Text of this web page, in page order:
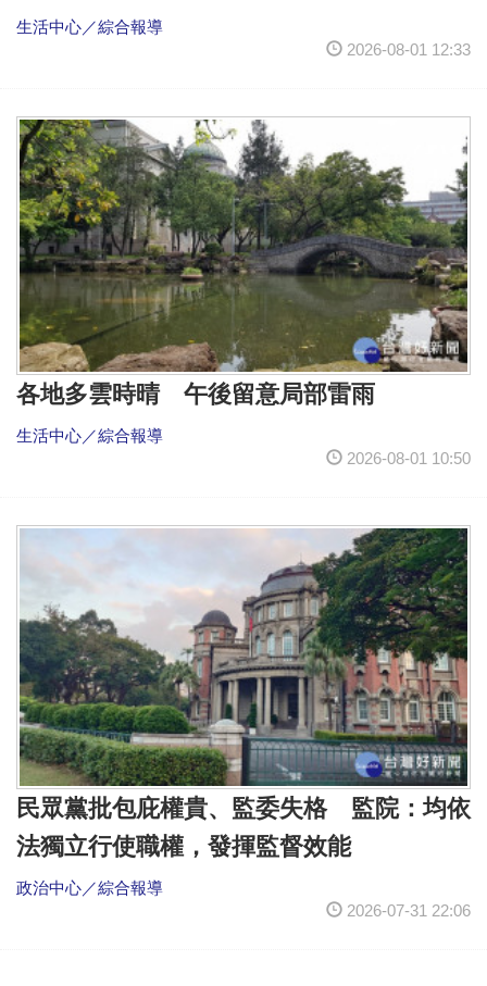
生活中心／綜合報導
2026-08-01 12:33
各地多雲時晴 午後留意局部雷雨
生活中心／綜合報導
2026-08-01 10:50
民眾黨批包庇權貴、監委失格 監院：均依
法獨立行使職權，發揮監督效能
政治中心／綜合報導
2026-07-31 22:06